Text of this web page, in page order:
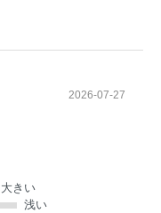
2026-07-27
大きい
浅い